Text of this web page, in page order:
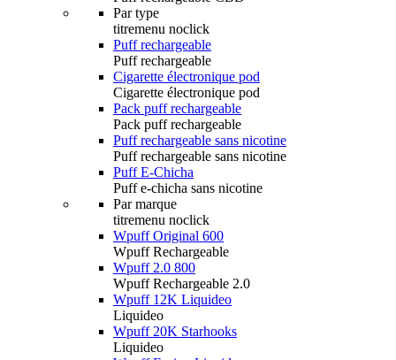
Par type
titremenu noclick
Puff rechargeable
Puff rechargeable
Cigarette électronique pod
Cigarette électronique pod
Pack puff rechargeable
Pack puff rechargeable
Puff rechargeable sans nicotine
Puff rechargeable sans nicotine
Puff E-Chicha
Puff e-chicha sans nicotine
Par marque
titremenu noclick
Wpuff Original 600
Wpuff Rechargeable
Wpuff 2.0 800
Wpuff Rechargeable 2.0
Wpuff 12K Liquideo
Liquideo
Wpuff 20K Starhooks
Liquideo